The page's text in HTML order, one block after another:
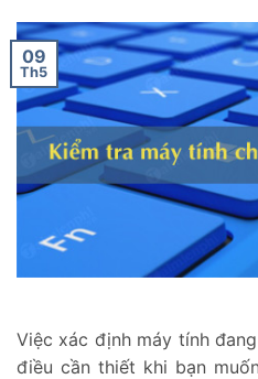
09
Th5
Việc xác định máy tính
điều cần thiết khi bạn